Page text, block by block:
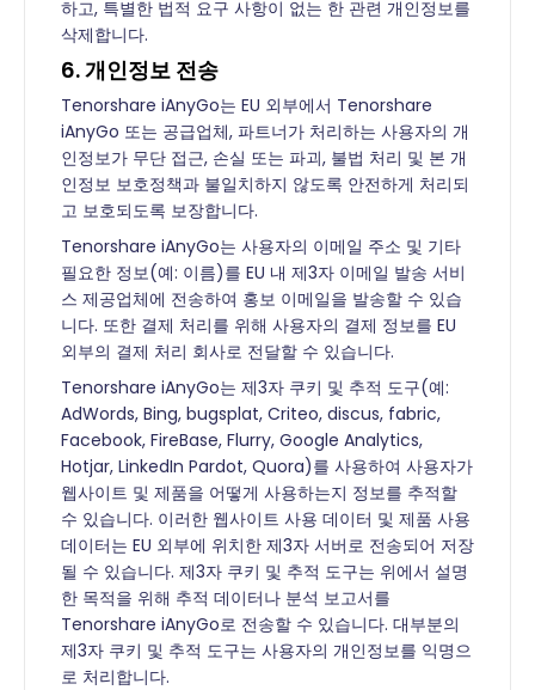
하고, 특별한 법적 요구 사항이 없는 한 관련 개인정보를
삭제합니다.
6. 개인정보 전송
Tenorshare iAnyGo는 EU 외부에서 Tenorshare
iAnyGo 또는 공급업체, 파트너가 처리하는 사용자의 개
인정보가 무단 접근, 손실 또는 파괴, 불법 처리 및 본 개
인정보 보호정책과 불일치하지 않도록 안전하게 처리되
고 보호되도록 보장합니다.
Tenorshare iAnyGo는 사용자의 이메일 주소 및 기타
필요한 정보(예: 이름)를 EU 내 제3자 이메일 발송 서비
스 제공업체에 전송하여 홍보 이메일을 발송할 수 있습
니다. 또한 결제 처리를 위해 사용자의 결제 정보를 EU
외부의 결제 처리 회사로 전달할 수 있습니다.
Tenorshare iAnyGo는 제3자 쿠키 및 추적 도구(예:
AdWords, Bing, bugsplat, Criteo, discus, fabric,
Facebook, FireBase, Flurry, Google Analytics,
Hotjar, LinkedIn Pardot, Quora)를 사용하여 사용자가
웹사이트 및 제품을 어떻게 사용하는지 정보를 추적할
수 있습니다. 이러한 웹사이트 사용 데이터 및 제품 사용
데이터는 EU 외부에 위치한 제3자 서버로 전송되어 저장
될 수 있습니다. 제3자 쿠키 및 추적 도구는 위에서 설명
한 목적을 위해 추적 데이터나 분석 보고서를
Tenorshare iAnyGo로 전송할 수 있습니다. 대부분의
제3자 쿠키 및 추적 도구는 사용자의 개인정보를 익명으
로 처리합니다.